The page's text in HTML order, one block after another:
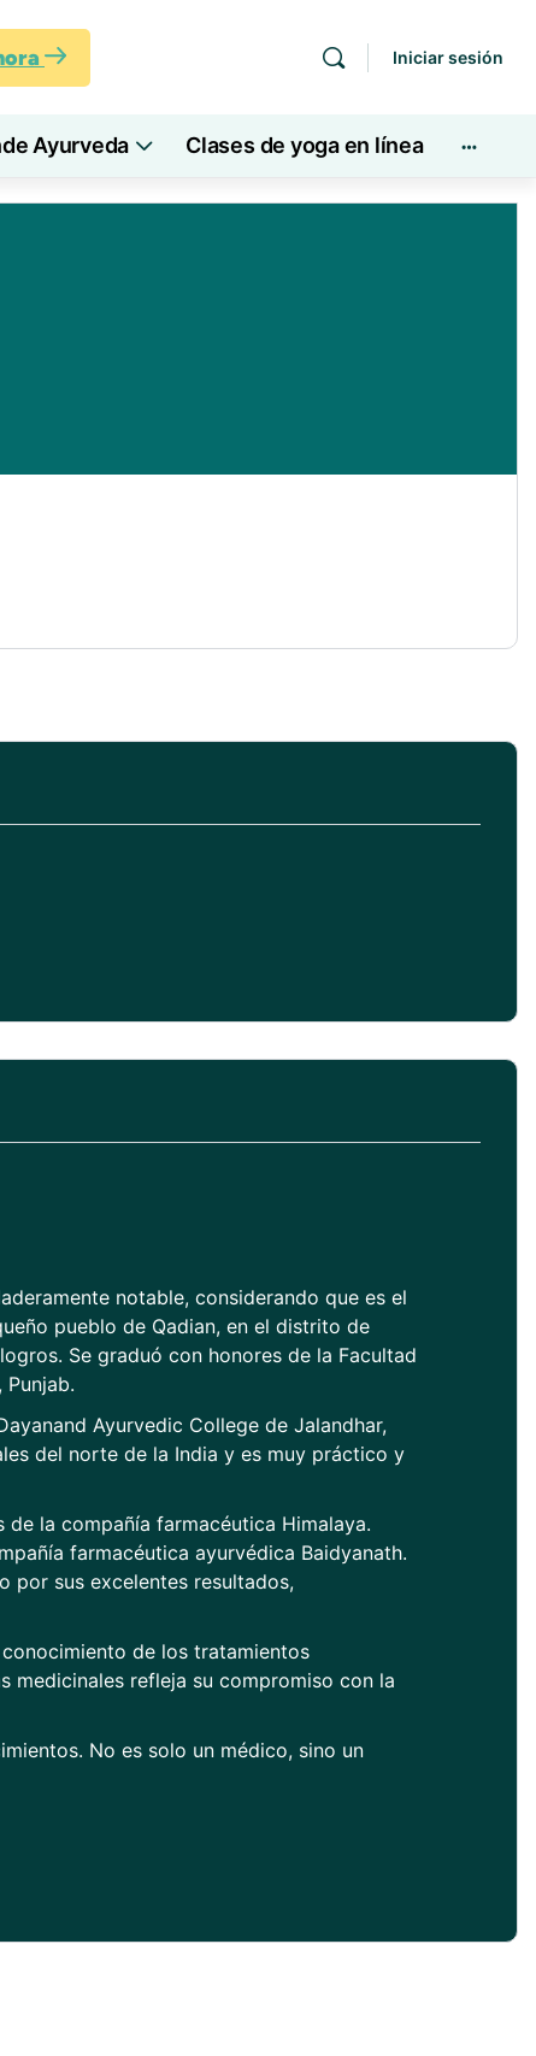
Iniciar sesión
Ayurveda Clases de yoga en línea
notable, considerando que es el
pueblo de Qadian, en el distrito de
Se graduó con honores de la Facultad
Punjab.
Ayurvedic College de Jalandhar,
del norte de la India y es muy práctico y
la compañía farmacéutica Himalaya.
farmacéutica ayurvédica Baidyanath.
por sus excelentes resultados,
de los tratamientos
medicinales refleja su compromiso con la
No es solo un médico, sino un